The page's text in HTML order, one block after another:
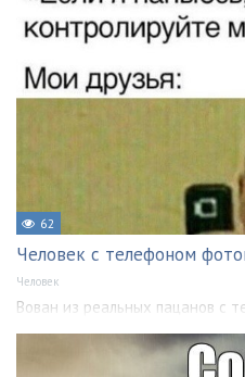
62
Человек с телефоном
Человек
Вован из реальных пацанов с